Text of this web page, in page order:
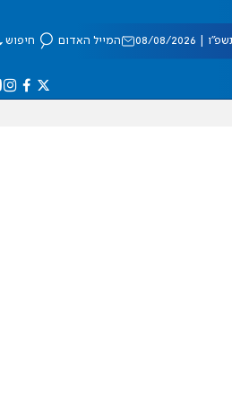
08/2026 המייל האדום חיפוש